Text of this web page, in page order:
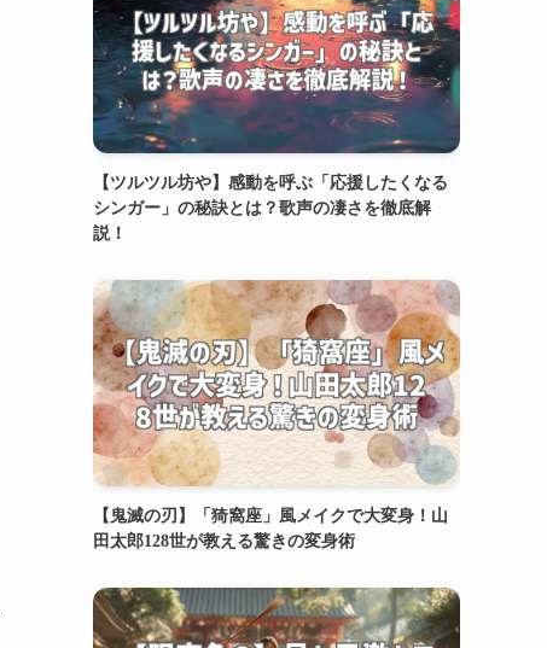
【ツルツル坊や】感動を呼ぶ「応援したくなる
シンガー」の秘訣とは？歌声の凄さを徹底解
説！
【鬼滅の刃】「猗窩座」風メイクで大変身！山
田太郎128世が教える驚きの変身術